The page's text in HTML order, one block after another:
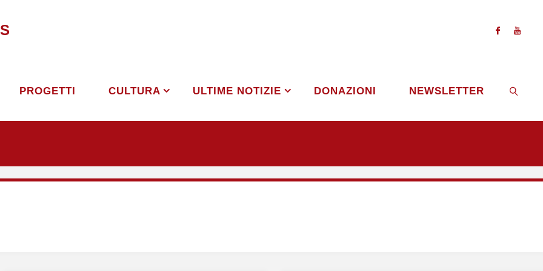
S
PROGETTI CULTURA ULTIME NOTIZIE DONAZIONI NEWSLETTER